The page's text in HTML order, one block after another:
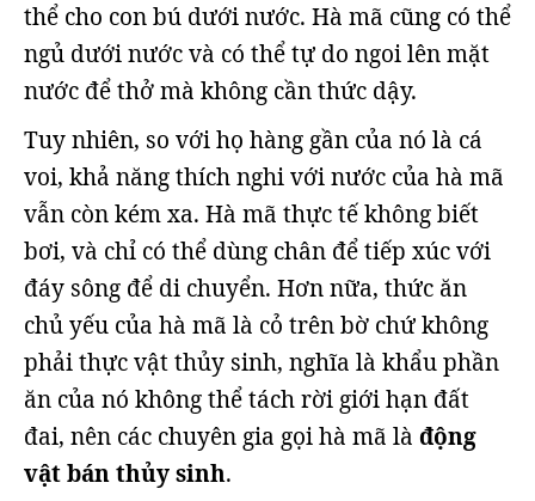
thể cho con bú dưới nước. Hà mã cũng có thể
ngủ dưới nước và có thể tự do ngoi lên mặt
nước để thở mà không cần thức dậy.
Tuy nhiên, so với họ hàng gần của nó là cá
voi, khả năng thích nghi với nước của hà mã
vẫn còn kém xa. Hà mã thực tế không biết
bơi, và chỉ có thể dùng chân để tiếp xúc với
đáy sông để di chuyển. Hơn nữa, thức ăn
chủ yếu của hà mã là cỏ trên bờ chứ không
phải thực vật thủy sinh, nghĩa là khẩu phần
ăn của nó không thể tách rời giới hạn đất
đai, nên các chuyên gia gọi hà mã là động
vật bán thủy sinh.